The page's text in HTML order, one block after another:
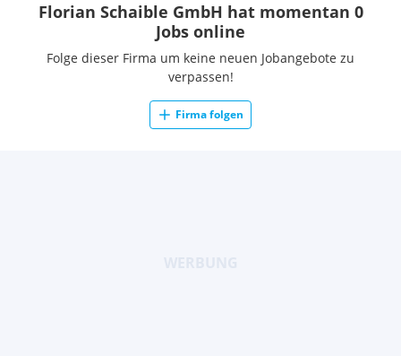
Florian Schaible GmbH hat momentan 0
Jobs online
Folge dieser Firma um keine neuen Jobangebote zu
verpassen!
Firma folgen